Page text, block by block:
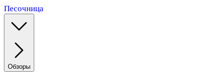
Песочница
Обзоры